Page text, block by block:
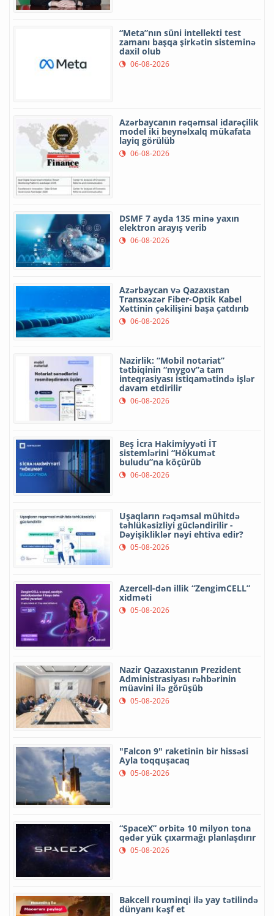
“Meta”nın süni intellekti test
zamanı başqa şirkətin sisteminə
daxil olub
06-08-2026
Azərbaycanın rəqəmsal idarəçilik
model iki beynəlxalq mükafata
layiq görülüb
06-08-2026
DSMF 7 ayda 135 minə yaxın
elektron arayış verib
06-08-2026
Azərbaycan və Qazaxıstan
Transxəzər Fiber-Optik Kabel
Xəttinin çəkilişini başa çatdırıb
06-08-2026
Nazirlik: “Mobil notariat”
tətbiqinin “mygov”a tam
inteqrasiyası istiqamətində işlər
davam etdirilir
06-08-2026
Beş İcra Hakimiyyəti İT
sistemlərini “Hökumət
buludu”na köçürüb
06-08-2026
Uşaqların rəqəmsal mühitdə
təhlükəsizliyi gücləndirilir -
Dəyişikliklər nəyi ehtiva edir?
05-08-2026
Azercell-dən illik “ZengimCELL”
xidməti
05-08-2026
Nazir Qazaxıstanın Prezident
Administrasiyası rəhbərinin
müavini ilə görüşüb
05-08-2026
"Falcon 9" raketinin bir hissəsi
Ayla toqquşacaq
05-08-2026
“SpaceX” orbitə 10 milyon tona
qədər yük çıxarmağı planlaşdırır
05-08-2026
Bakcell rouminqi ilə yay tətilində
dünyanı kəşf et